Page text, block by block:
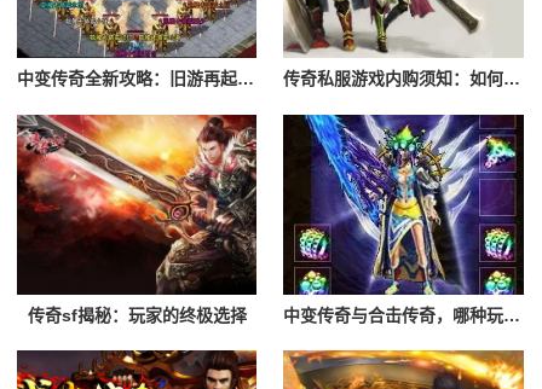
中变传奇全新攻略：旧游再起，谁是最强霸主 传奇私服游戏内购须知：如何避免陷阱，享受游戏
传奇sf揭秘：玩家的终极选择 中变传奇与合击传奇，哪种玩法更适合你？